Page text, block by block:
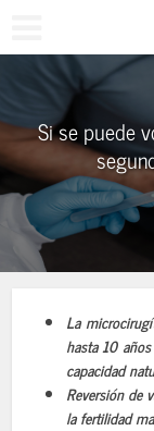
Si se puede
La
hasta 10
capacidad
Reversión de
la fertilidad